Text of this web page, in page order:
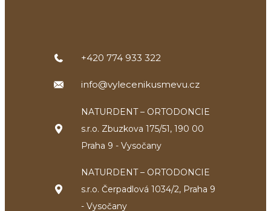
+420 774 933 322
info@vylecenikusmevu.cz
NATURDENT – ORTODONCIE
s.r.o. Zbuzkova 175/51, 190 00
Praha 9 - Vysočany
NATURDENT – ORTODONCIE
s.r.o. Čerpadlová 1034/2, Praha 9
- Vysočany